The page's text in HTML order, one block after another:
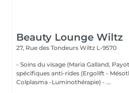
Beauty Lounge Wiltz
27, Rue des Tondeurs Wiltz L-9570
- Soins du visage (Maria Galland,
spécifiques anti-rides (Ergolift -
Colplasma -Luminothérapie) - ...